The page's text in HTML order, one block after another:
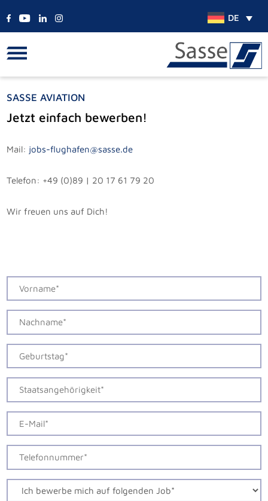
DE
SASSE AVIATION
Jetzt einfach bewerben!
Mail: jobs-flughafen@sasse.de
Telefon: +49 (0)89 | 20 17 61 79 20
Wir freuen uns auf Dich!